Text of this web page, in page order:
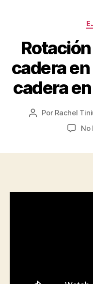
cadera
cadera
Autor
Por Rachel
No